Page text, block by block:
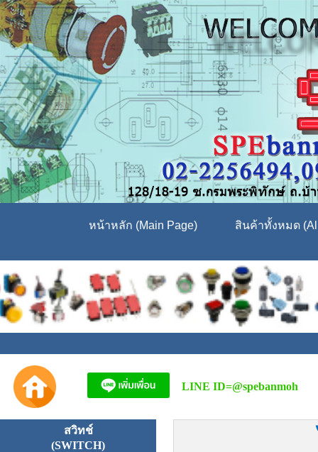
หน้าหลัก (Main Page) สินค้าทั้งหมด
LINE ID=@spebanmoh
สวิทช์
(SWITCH)